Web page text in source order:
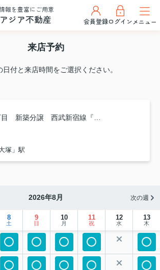
報を豊富にご用意
ジア不動産 会員登録ログインメニュー
来店予約
日付と来店時間をご選択ください。
塚」駅
2026年8月 次の週
8
土
9
日
10
月
11
祝
12
水
13
木